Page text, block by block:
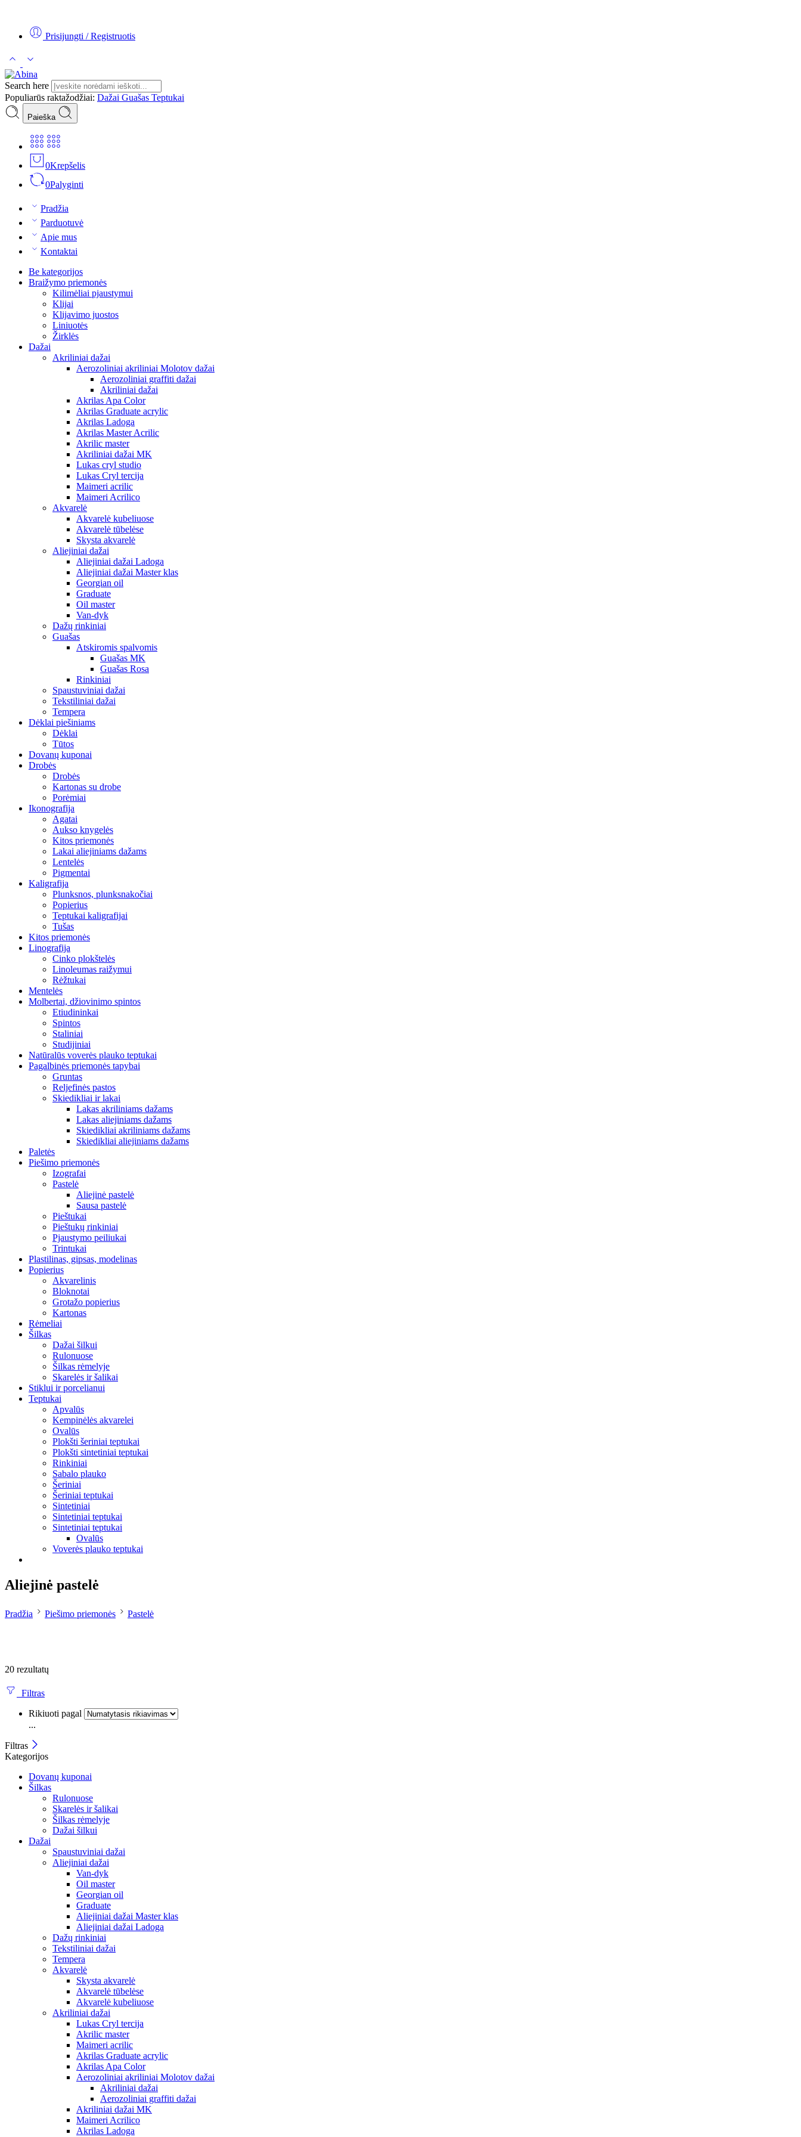
Prisijungti / Registruotis
Search here
Populiarūs raktažodžiai: Dažai Guašas Teptukai
Paieška
0Krepšelis
0Palyginti
Pradžia
Parduotuvė
Apie mus
Kontaktai
Be kategorijos
Braižymo priemonės
Kilimėliai pjaustymui
Klijai
Klijavimo juostos
Liniuotės
Žirklės
Dažai
Akriliniai dažai
Aerozoliniai akriliniai Molotov dažai
Aerozoliniai graffiti dažai
Akriliniai dažai
Akrilas Apa Color
Akrilas Graduate acrylic
Akrilas Ladoga
Akrilas Master Acrilic
Akrilic master
Akriliniai dažai MK
Lukas cryl studio
Lukas Cryl tercija
Maimeri acrilic
Maimeri Acrilico
Akvarelė
Akvarelė kubeliuose
Akvarelė tūbelėse
Skysta akvarelė
Aliejiniai dažai
Aliejiniai dažai Ladoga
Aliejiniai dažai Master klas
Georgian oil
Graduate
Oil master
Van-dyk
Dažų rinkiniai
Guašas
Atskiromis spalvomis
Guašas MK
Guašas Rosa
Rinkiniai
Spaustuviniai dažai
Tekstiliniai dažai
Tempera
Dėklai piešiniams
Dėklai
Tūtos
Dovanų kuponai
Drobės
Drobės
Kartonas su drobe
Porėmiai
Ikonografija
Agatai
Aukso knygelės
Kitos priemonės
Lakai aliejiniams dažams
Lentelės
Pigmentai
Kaligrafija
Plunksnos, plunksnakočiai
Popierius
Teptukai kaligrafijai
Tušas
Kitos priemonės
Linografija
Cinko plokštelės
Linoleumas raižymui
Rėžtukai
Mentelės
Molbertai, džiovinimo spintos
Etiudininkai
Spintos
Staliniai
Studijiniai
Natūralūs voverės plauko teptukai
Pagalbinės priemonės tapybai
Gruntas
Reljefinės pastos
Skiedikliai ir lakai
Lakas akriliniams dažams
Lakas aliejiniams dažams
Skiedikliai akriliniams dažams
Skiedikliai aliejiniams dažams
Paletės
Piešimo priemonės
Izografai
Pastelė
Aliejinė pastelė
Sausa pastelė
Pieštukai
Pieštukų rinkiniai
Pjaustymo peiliukai
Trintukai
Plastilinas, gipsas, modelinas
Popierius
Akvarelinis
Bloknotai
Grotažo popierius
Kartonas
Rėmeliai
Šilkas
Dažai šilkui
Rulonuose
Šilkas rėmelyje
Skarelės ir šalikai
Stiklui ir porcelianui
Teptukai
Apvalūs
Kempinėlės akvarelei
Ovalūs
Plokšti šeriniai teptukai
Plokšti sintetiniai teptukai
Rinkiniai
Sabalo plauko
Šeriniai
Šeriniai teptukai
Sintetiniai
Sintetiniai teptukai
Sintetiniai teptukai
Ovalūs
Voverės plauko teptukai
Aliejinė pastelė
Pradžia Piešimo priemonės Pastelė
20 rezultatų
Filtras
Rikiuoti pagal
...
Filtras
Kategorijos
Dovanų kuponai
Šilkas
Rulonuose
Skarelės ir šalikai
Šilkas rėmelyje
Dažai šilkui
Dažai
Spaustuviniai dažai
Aliejiniai dažai
Van-dyk
Oil master
Georgian oil
Graduate
Aliejiniai dažai Master klas
Aliejiniai dažai Ladoga
Dažų rinkiniai
Tekstiliniai dažai
Tempera
Akvarelė
Skysta akvarelė
Akvarelė tūbelėse
Akvarelė kubeliuose
Akriliniai dažai
Lukas Cryl tercija
Akrilic master
Maimeri acrilic
Akrilas Graduate acrylic
Akrilas Apa Color
Aerozoliniai akriliniai Molotov dažai
Akriliniai dažai
Aerozoliniai graffiti dažai
Akriliniai dažai MK
Maimeri Acrilico
Akrilas Ladoga